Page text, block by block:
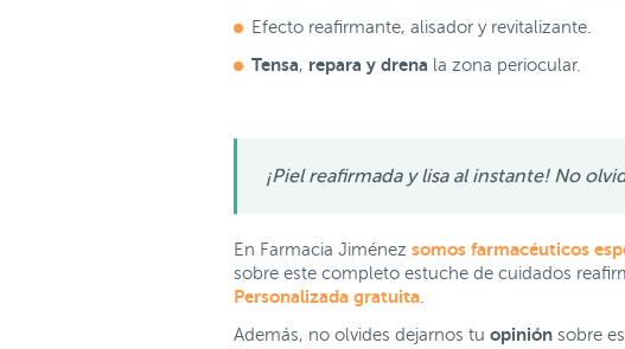
Efecto reafirmante, alisador y revitalizante.
Tensa, repara y drena la zona periocular.
¡Piel reafirmada y lisa al instante! No
En Farmacia Jiménez somos farmacéuticos
sobre este completo estuche de cuidados
Personalizada gratuita
Además, no olvides dejarnos tu opinión sobre